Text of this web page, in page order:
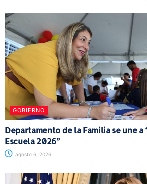
GOBIERNO
Departamento de la Familia se une a
Escuela 2026”
agosto 6, 2026